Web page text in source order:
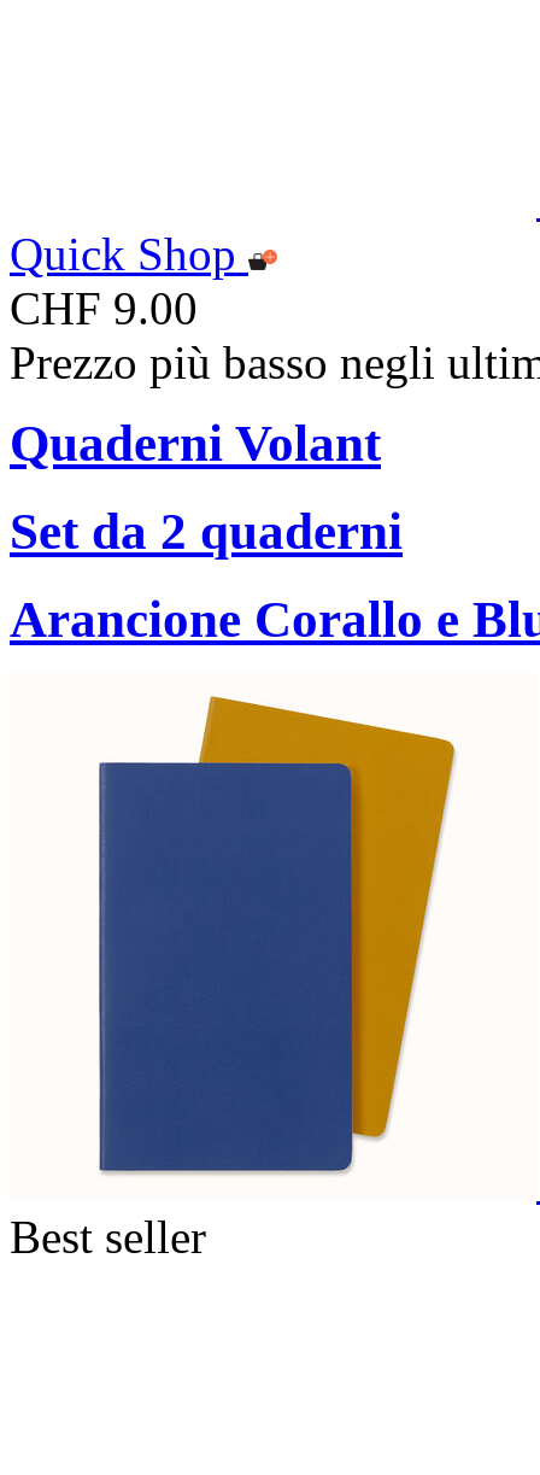
Quick Shop
CHF 9.00
Prezzo più basso negli
Quaderni Volant
Set da 2 quaderni
Arancione Corallo e
Best seller